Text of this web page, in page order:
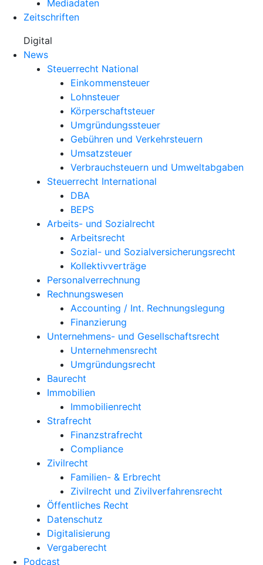
Mediadaten
Zeitschriften
Digital
News
Steuerrecht National
Einkommensteuer
Lohnsteuer
Körperschaftsteuer
Umgründungssteuer
Gebühren und Verkehrsteuern
Umsatzsteuer
Verbrauchsteuern und Umweltabgaben
Steuerrecht International
DBA
BEPS
Arbeits- und Sozialrecht
Arbeitsrecht
Sozial- und Sozialversicherungsrecht
Kollektivverträge
Personalverrechnung
Rechnungswesen
Accounting / Int. Rechnungslegung
Finanzierung
Unternehmens- und Gesellschaftsrecht
Unternehmensrecht
Umgründungsrecht
Baurecht
Immobilien
Immobilienrecht
Strafrecht
Finanzstrafrecht
Compliance
Zivilrecht
Familien- & Erbrecht
Zivilrecht und Zivilverfahrensrecht
Öffentliches Recht
Datenschutz
Digitalisierung
Vergaberecht
Podcast